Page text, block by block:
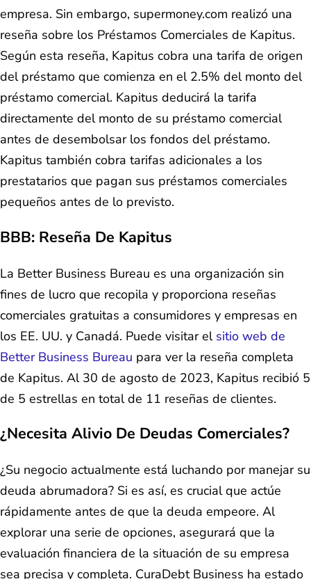
empresa. Sin embargo, supermoney.com realizó una
reseña sobre los Préstamos Comerciales de Kapitus.
Según esta reseña, Kapitus cobra una tarifa de origen
del préstamo que comienza en el 2.5% del monto del
préstamo comercial. Kapitus deducirá la tarifa
directamente del monto de su préstamo comercial
antes de desembolsar los fondos del préstamo.
Kapitus también cobra tarifas adicionales a los
prestatarios que pagan sus préstamos comerciales
pequeños antes de lo previsto.
BBB: Reseña De Kapitus
La Better Business Bureau es una organización sin
fines de lucro que recopila y proporciona reseñas
comerciales gratuitas a consumidores y empresas en
los EE. UU. y Canadá. Puede visitar el sitio web de
Better Business Bureau para ver la reseña completa
de Kapitus. Al 30 de agosto de 2023, Kapitus recibió 5
de 5 estrellas en total de 11 reseñas de clientes.
¿Necesita Alivio De Deudas Comerciales?
¿Su negocio actualmente está luchando por manejar su
deuda abrumadora? Si es así, es crucial que actúe
rápidamente antes de que la deuda empeore. Al
explorar una serie de opciones, asegurará que la
evaluación financiera de la situación de su empresa
sea precisa y completa. CuraDebt Business ha estado